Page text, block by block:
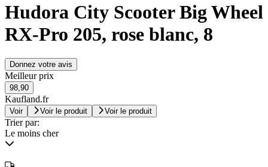
Hudora City Scooter Big Wheel
RX-Pro 205, rose blanc, 8
Donnez votre avis
Meilleur prix
98,90
Kaufland.fr
Voir Voir le produit Voir le produit
Trier par:
Le moins cher